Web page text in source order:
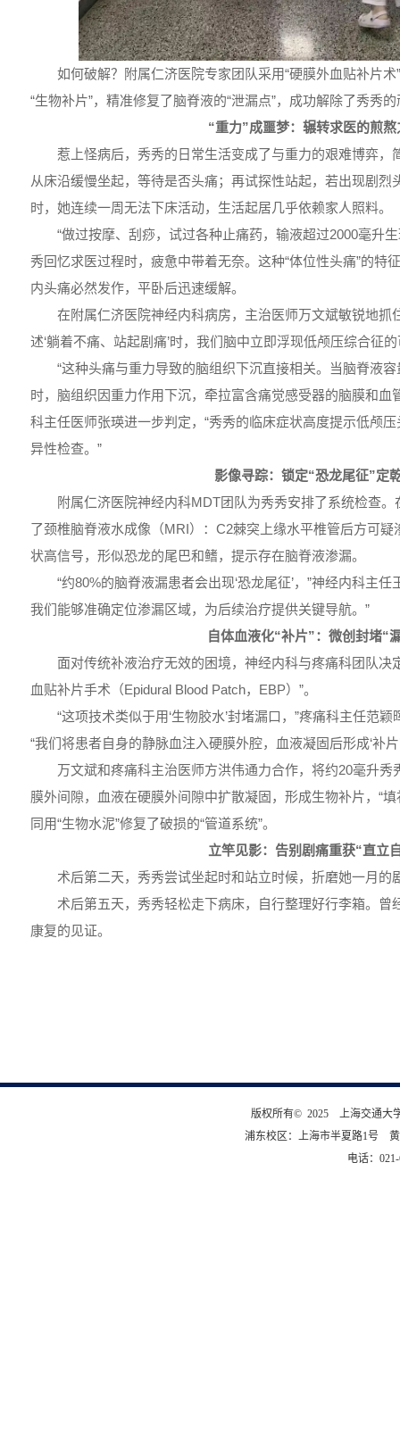
版权所有© 2025 上海交通大
浦东校区：上海市半夏路1号
电话：
如何破解？附属仁济医院专家团队采用“硬膜外血贴补片
“生物补片”，精准修复了脑脊液的“泄漏点”，成功解除了秀秀
“重力”成噩梦：辗转求医的煎熬
惹上怪病后，秀秀的日常生活变成了与重力的艰难博弈，
从床沿缓慢坐起，等待是否头痛；再试探性站起，若出现剧烈
时，她连续一周无法下床活动，生活起居几乎依赖家人照料。
“做过按摩、刮痧，试过各种止痛药，输液超过2000毫升
秀回忆求医过程时，疲惫中带着无奈。这种“体位性头痛”的特
内头痛必然发作，平卧后迅速缓解。
在附属仁济医院神经内科病房，主治医师万文斌敏锐地抓
述‘躺着不痛、站起剧痛’时，我们脑中立即浮现低颅压综合征的
“这种头痛与重力导致的脑组织下沉直接相关。当脑脊液
时，脑组织因重力作用下沉，牵拉富含痛觉感受器的脑膜和血
科主任医师张瑛进一步判定，“秀秀的临床症状高度提示低颅
异性检查。”
影像寻踪：锁定“恐龙尾征”定
附属仁济医院神经内科MDT团队为秀秀安排了系统检查
了颈椎脑脊液水成像（MRI）：C2棘突上缘水平椎管后方可
状高信号，形似恐龙的尾巴和鳍，提示存在脑脊液渗漏。
“约80%的脑脊液漏患者会出现‘恐龙尾征’，”神经内科主
我们能够准确定位渗漏区域，为后续治疗提供关键导航。”
自体血液化“补片”：微创封堵“
面对传统补液治疗无效的困境，神经内科与疼痛科团队
血贴补片手术（Epidural Blood Patch，EBP）”。
“这项技术类似于用‘生物胶水’封堵漏口，”疼痛科主任范
“我们将患者自身的静脉血注入硬膜外腔，血液凝固后形成‘补
万文斌和疼痛科主治医师方洪伟通力合作，将约20毫升
膜外间隙，血液在硬膜外间隙中扩散凝固，形成生物补片，“
同用“生物水泥”修复了破损的“管道系统”。
立竿见影：告别剧痛重获“直立
术后第二天，秀秀尝试坐起时和站立时候，折磨她一月的
术后第五天，秀秀轻松走下病床，自行整理好行李箱。曾
康复的见证。